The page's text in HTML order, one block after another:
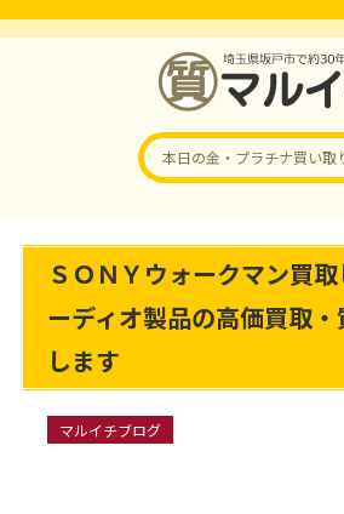
本日の金・プラチナ買い取
ＳＯＮＹウォークマン買
ーディオ製品の高価買取
します
マルイチブログ